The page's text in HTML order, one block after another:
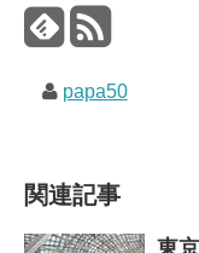
papa50
関連記事
東